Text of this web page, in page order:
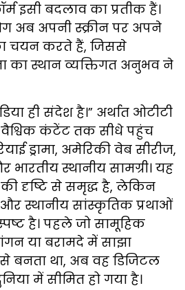
इसी बदलाव का प्रतीक हैं।
अब अपनी स्क्रीन पर अपने
चयन करते हैं, जिससे
का स्थान व्यक्तिगत अनुभव ने
ही संदेश है।” अर्थात ओटीटी
वैश्विक कंटेंट तक सीधे पहुंच
ड्रामा, अमेरिकी वेब सीरीज,
भारतीय स्थानीय सामग्री। यह
दृष्टि से समृद्ध है, लेकिन
स्थानीय सांस्कृतिक प्रथाओं
है। पहले जो सामूहिक
या बरामदे में साझा
बनता था, अब वह डिजिटल
में सीमित हो गया है।